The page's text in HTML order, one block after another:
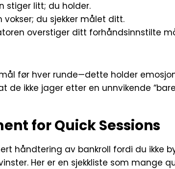
stiger litt; du holder.
du sjekker målet ditt.
overstiger ditt forhåndsinnstilte
før hver runde—dette holder
de ikke jager etter en unnvikende
for Quick Sessions
håndtering av bankroll fordi du ikke
Her er en sjekkliste som mange